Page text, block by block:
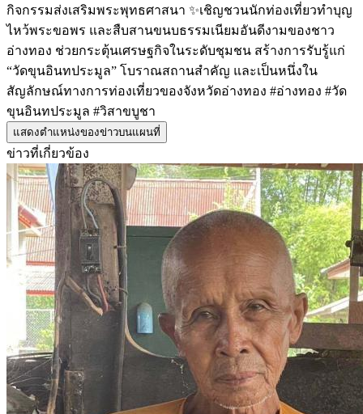
กิจกรรมส่งเสริมพระพุทธศาสนา ✨เชิญชวนนักท่องเที่ยวทำบุญ
ไหว้พระขอพร และสืบสานขนบธรรมเนียมอันดีงามของชาว
อ่างทอง ช่วยกระตุ้นเศรษฐกิจในระดับชุมชน สร้างการรับรู้แก่
“วัดขุนอินทประมูล” โบราณสถานสำคัญ และเป็นหนึ่งใน
สัญลักษณ์ทางการท่องเที่ยวของจังหวัดอ่างทอง #อ่างทอง #วัด
ขุนอินทประมูล #วิสาขบูชา
แสดงตำแหน่งของข่าวบนแผนที่
ข่าวที่เกี่ยวข้อง